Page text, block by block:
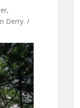
Derry. /